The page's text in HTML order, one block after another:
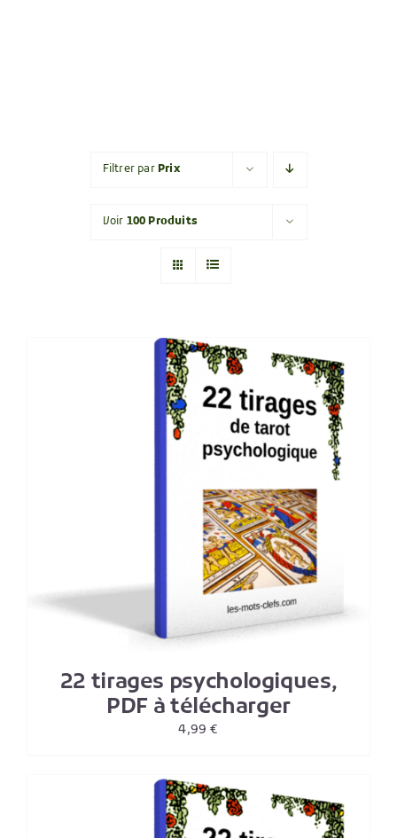
Filtrer par Prix
Voir 100 Produits
22 tirages psychologiques,
PDF à télécharger
4,99€